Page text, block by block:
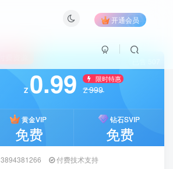
开通会员
Z 0.99 限时特惠
Z999
黄金VIP
免费
钻石SVIP
免费
3894381266 付费技术支持